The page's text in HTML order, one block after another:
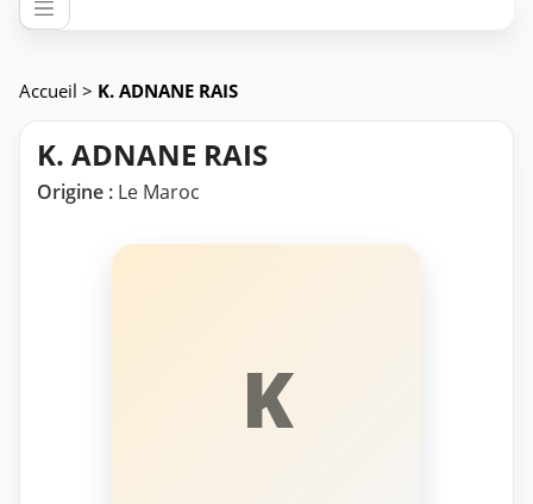
Accueil > K. ADNANE RAIS
K. ADNANE RAIS
Origine : Le Maroc
K